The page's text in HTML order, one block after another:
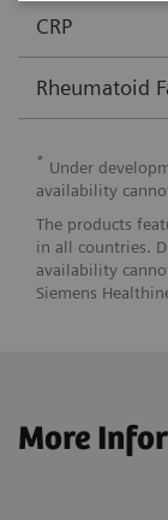
CRP
Rheumatoid
* Under
availability
The products
in all countries.
availability
Siemens
More